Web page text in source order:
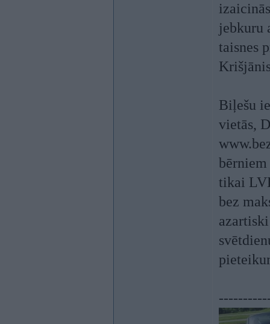
jebkuru
taisnes
Biļešu
vietās,
tikai
bez